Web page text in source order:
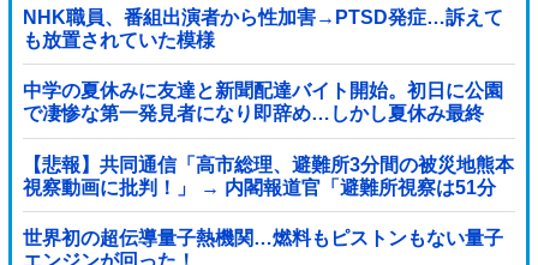
NHK職員、番組出演者から性加害→PTSD発症…訴えて
も放置されていた模様
中学の夏休みに友達と新聞配達バイト開始。初日に公園
で凄惨な第一発見者になり即辞め…しかし夏休み最終
日、バイトを続けた友人の身に起きた「更なる悲劇」←
このバイト先、呪われすぎだろ
【悲報】共同通信「高市総理、避難所3分間の被災地熊本
視察動画に批判！」 → 内閣報道官「避難所視察は51分
間！大変な状況の中で、1時間近く受け入...
世界初の超伝導量子熱機関…燃料もピストンもない量子